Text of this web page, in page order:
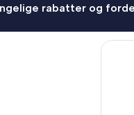
rabatter og